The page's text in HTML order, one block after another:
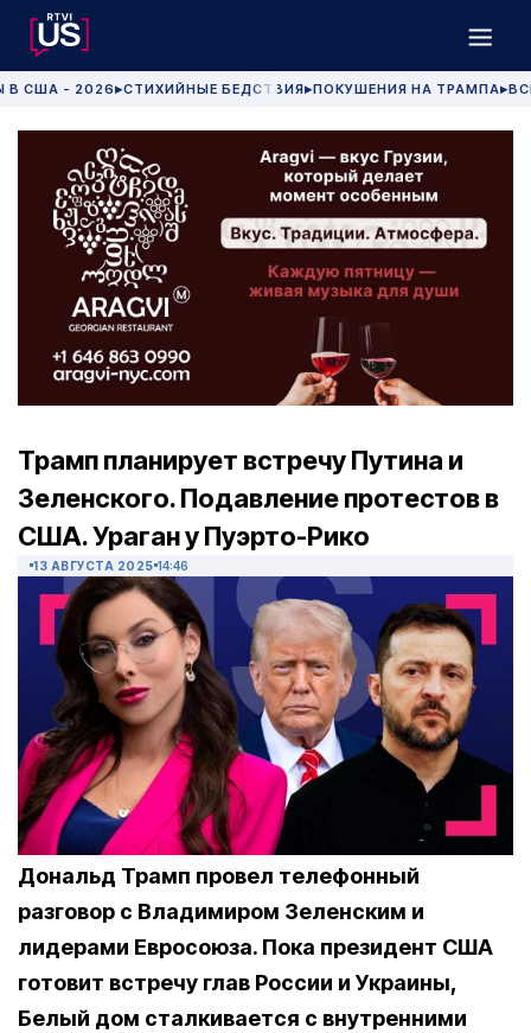
В США - 2026 ▶СТИХИЙНЫЕ БЕДСТВИЯ▶ПОКУШЕНИЯ НА ТРАМПА▶
Трамп планирует встречу Путина и
Зеленского. Подавление протестов в
США. Ураган у Пуэрто-Рико
13 АВГУСТА 2025 14:46
Дональд Трамп провел телефонный
разговор с Владимиром Зеленским и
лидерами Евросоюза. Пока президент США
готовит встречу глав России и Украины,
Белый дом сталкивается с внутренними